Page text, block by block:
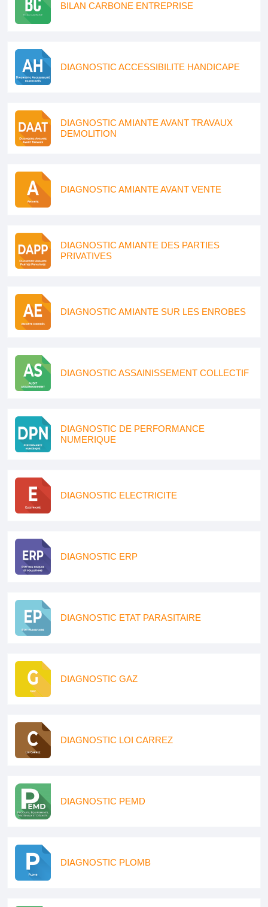
BILAN CARBONE ENTREPRISE
DIAGNOSTIC ACCESSIBILITE HANDICAPE
DIAGNOSTIC AMIANTE AVANT TRAVAUX
DEMOLITION
DIAGNOSTIC AMIANTE AVANT VENTE
DIAGNOSTIC AMIANTE DES PARTIES
PRIVATIVES
DIAGNOSTIC AMIANTE SUR LES ENROBES
DIAGNOSTIC ASSAINISSEMENT COLLECTIF
DIAGNOSTIC DE PERFORMANCE
NUMERIQUE
DIAGNOSTIC ELECTRICITE
DIAGNOSTIC ERP
DIAGNOSTIC ETAT PARASITAIRE
DIAGNOSTIC GAZ
DIAGNOSTIC LOI CARREZ
DIAGNOSTIC PEMD
DIAGNOSTIC PLOMB